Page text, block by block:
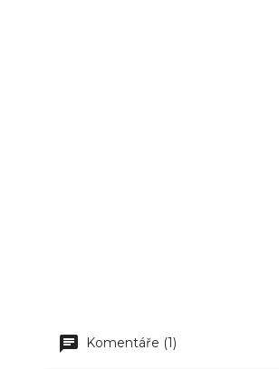
Komentáře (1)